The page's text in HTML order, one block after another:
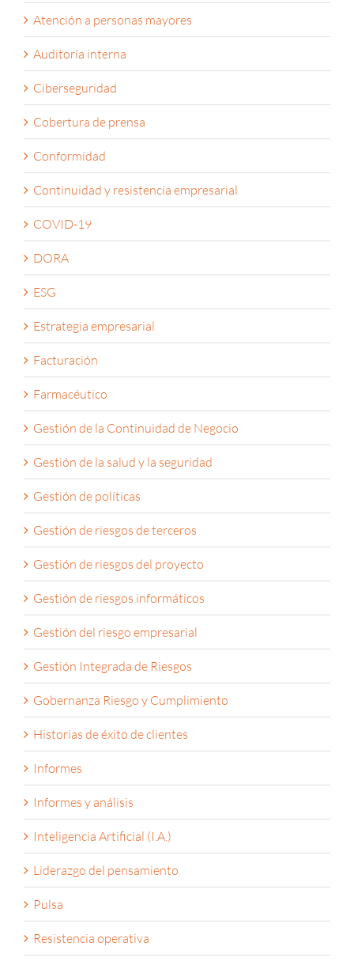
Atención a personas mayores
Auditoría interna
Ciberseguridad
Cobertura de prensa
Conformidad
Continuidad y resistencia empresarial
COVID-19
DORA
ESG
Estrategia empresarial
Facturación
Farmacéutico
Gestión de la Continuidad de Negocio
Gestión de la salud y la seguridad
Gestión de políticas
Gestión de riesgos de terceros
Gestión de riesgos del proyecto
Gestión de riesgos informáticos
Gestión del riesgo empresarial
Gestión Integrada de Riesgos
Gobernanza Riesgo y Cumplimiento
Historias de éxito de clientes
Informes
Informes y análisis
Inteligencia Artificial (I.A.)
Liderazgo del pensamiento
Pulsa
Resistencia operativa